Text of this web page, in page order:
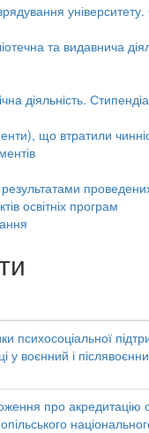
університету.
та видавнича
діяльність.
що втратили
результатами
освітніх програм
психосоціальної
у воєнний і
про акредитацію